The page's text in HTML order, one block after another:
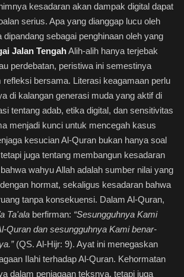
kesadaran akan dampak digital dapat
serius. Apa yang dianggap lucu oleh
dipandang sebagai penghinaan oleh yang
Jalan TengahAlih-alih hanya terjebak
perdebatan, peristiwa ini semestinya
refleksi bersama. Literasi keagamaan perlu
di kalangan generasi muda yang aktif di
tentang adab, etika digital, dan sensitivitas
menjadi kunci untuk mencegah kasus
kesucian Al-Quran bukan hanya soal
juga tentang membangun kesadaran
wahyu Allah adalah sumber nilai yang
hormat, sekaligus kesadaran bahwa
tanpa konsekuensi. Dalam Al-Quran,
Ta'ala berfirman: “Sesungguhnya Kami
Quran dan sesungguhnya Kami benar-
(QS. Al-Hijr: 9). Ayat ini menegaskan
Ilahi terhadap Al-Quran. Kehormatan
dalam penjagaan teksnya, tetapi juga